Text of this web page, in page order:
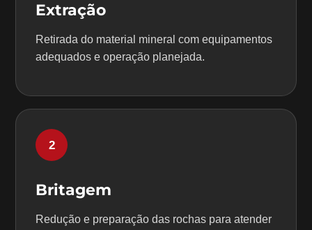
Extração
Retirada do material mineral com equipamentos
adequados e operação planejada.
2
Britagem
Redução e preparação das rochas para atender